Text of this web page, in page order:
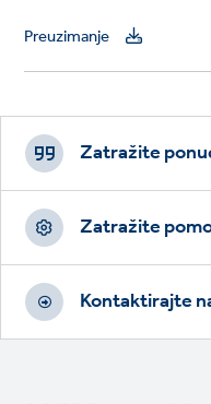
Preuzimanje
Footer
CTAs
Zatražite
Zatražite
Kontaktirajte